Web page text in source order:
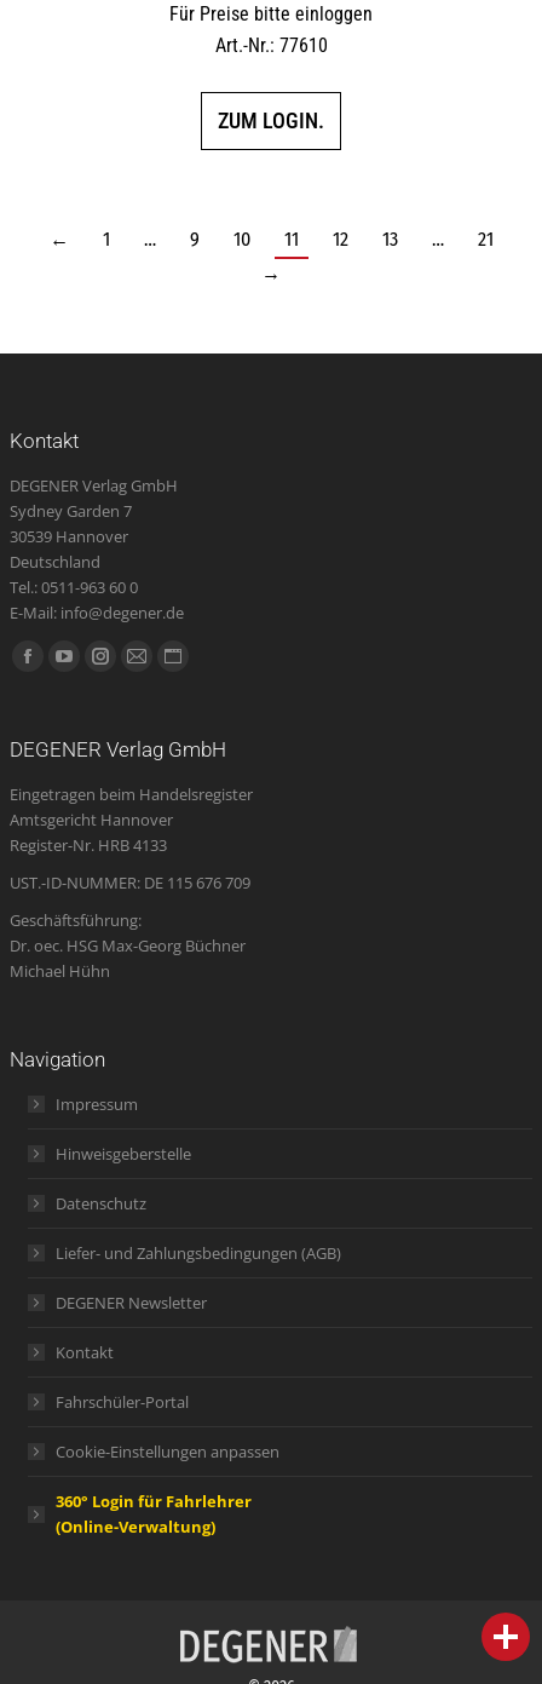
Für Preise bitte einloggen
Art.-Nr.: 77610
ZUM LOGIN.
← 1 … 9 10 11 12 13 …
21
→
Kontakt
DEGENER Verlag GmbH
Sydney Garden 7
30539 Hannover
Deutschland
Tel.: 0511-963 60 0
E-Mail: info@degener.de
Finden Sie uns auf:
Facebook
in
new
window
YouTube
in
new
window
Instagram
in
new
window
E-
opens
in
new
window
Website
in
new
DEGENER Verlag GmbH
Eingetragen beim Handelsregister
Amtsgericht Hannover
Register-Nr. HRB 4133
UST.-ID-NUMMER: DE 115 676 709
Geschäftsführung:
Dr. oec. HSG Max-Georg Büchner
Michael Hühn
Navigation
Impressum
Hinweisgeberstelle
Datenschutz
Liefer- und Zahlungsbedingungen (AGB)
DEGENER Newsletter
Kontakt
Fahrschüler-Portal
Cookie-Einstellungen anpassen
360° Login für Fahrlehrer
(Online-Verwaltung)
person IHR FACHBERATER